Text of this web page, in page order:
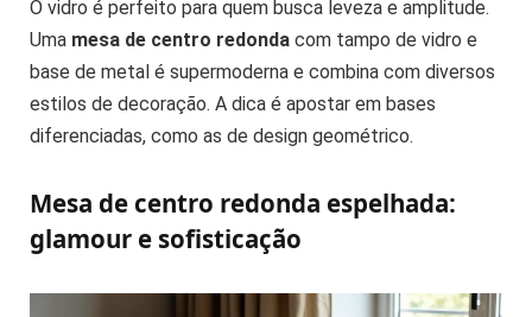
O vidro é perfeito para quem busca leveza e amplitude.
Uma mesa de centro redonda com tampo de vidro e
base de metal é supermoderna e combina com diversos
estilos de decoração. A dica é apostar em bases
diferenciadas, como as de design geométrico.
Mesa de centro redonda espelhada:
glamour e sofisticação